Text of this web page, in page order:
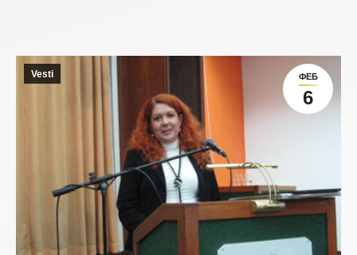
ФЕБ
6
Vesti